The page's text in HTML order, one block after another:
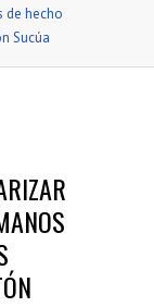
de hecho
Sucúa